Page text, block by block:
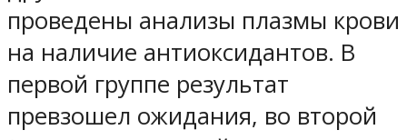
проведены анализы плазмы крови
на наличие антиоксидантов. В
первой группе результат
превзошел ожидания, во второй